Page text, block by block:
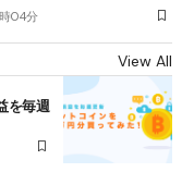
04分
View All
を毎週